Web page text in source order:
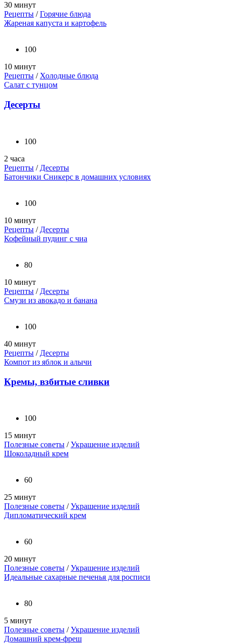
30 минут
Рецепты /Горячие блюда
Жареная капуста и картофель
100
10 минут
Рецепты /Холодные блюда
Салат с тунцом
Десерты
100
2 часа
Рецепты / Десерты
Батончики Сникерс в домашних условиях
100
10 минут
Рецепты / Десерты
Кофейный пудинг с чиа
80
10 минут
Рецепты / Десерты
Смузи из авокадо и банана
100
40 минут
Рецепты / Десерты
Компот из яблок и алычи
Кремы, взбитые сливки
100
15 минут
Полезные советы /Украшение изделий
Шоколадный крем
60
25 минут
Полезные советы /Украшение изделий
Дипломатический крем
60
20 минут
Полезные советы /Украшение изделий
Идеальные сахарные печенья для росписи
80
5 минут
Полезные советы /Украшение изделий
Домашний крем-фреш